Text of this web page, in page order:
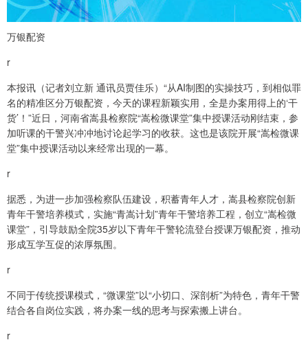
万银配资
r
本报讯（记者刘立新 通讯员贾佳乐）“从AI制图的实操技巧，到相似罪
名的精准区分万银配资，今天的课程新颖实用，全是办案用得上的‘干
货’！”近日，河南省嵩县检察院“嵩检微课堂”集中授课活动刚结束，参
加听课的干警兴冲冲地讨论起学习的收获。这也是该院开展“嵩检微课
堂”集中授课活动以来经常出现的一幕。
r
据悉，为进一步加强检察队伍建设，积蓄青年人才，嵩县检察院创新
青年干警培养模式，实施“青嵩计划”青年干警培养工程，创立“嵩检微
课堂”，引导鼓励全院35岁以下青年干警轮流登台授课万银配资，推动
形成互学互促的浓厚氛围。
r
不同于传统授课模式，“微课堂”以“小切口、深剖析”为特色，青年干警
结合各自岗位实践，将办案一线的思考与探索搬上讲台。
r